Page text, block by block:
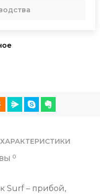
ХАРАКТЕРИСТИКИ
0
Surf – прибой,